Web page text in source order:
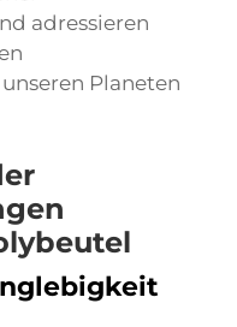
adressieren
Planeten